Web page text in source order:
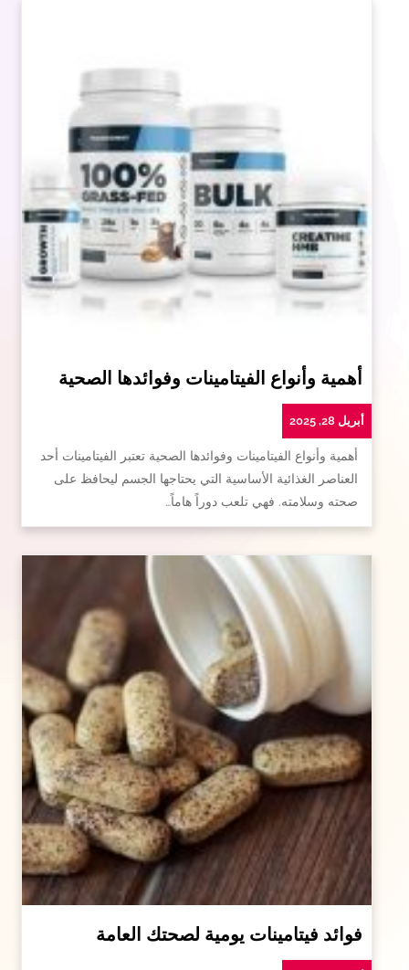
أهمية وأنواع الفيتامينات وفوائدها الصحية
أبريل 28, 2025
أهمية وأنواع الفيتامينات وفوائدها الصحية تعتبر الفيتامينات أحد
العناصر الغذائية الأساسية التي يحتاجها الجسم ليحافظ على
صحته وسلامته. فهي تلعب دوراً هاماً…
فوائد فيتامينات يومية لصحتك العامة